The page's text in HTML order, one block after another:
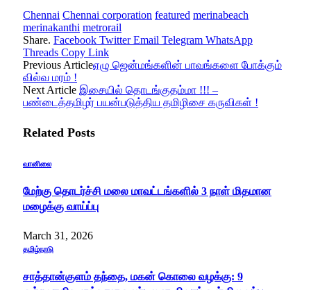
Chennai Chennai corporation featured merinabeach
merinakanthi metrorail
Share. Facebook Twitter Email Telegram WhatsApp
Threads Copy Link
Previous Articleஏழு ஜென்மங்களின் பாவங்களை போக்கும்
வில்வ மரம் !
Next Article இசையில் தொடங்குதம்மா !!! –
பண்டைத்தமிழர் பயன்படுத்திய தமிழிசை கருவிகள் !
Related Posts
வானிலை
மேற்கு தொடர்ச்சி மலை மாவட்டங்களில் 3 நாள் மிதமான
மழைக்கு வாய்ப்பு
March 31, 2026
தமிழ்நாடு
சாத்தான்குளம் தந்தை, மகன் கொலை வழக்கு: 9